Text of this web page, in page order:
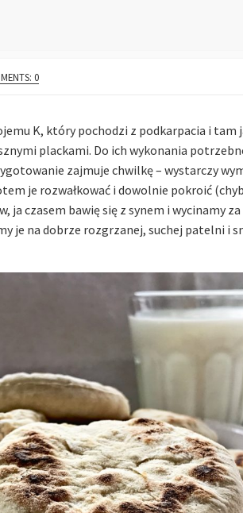
0
K, który pochodzi z podkarpacia i tam
plackami. Do ich wykonania
zajmuje chwilkę – wystarczy
je rozwałkować i dowolnie pokroić
ja czasem bawię się z synem i wycinamy
je na dobrze rozgrzanej, suchej patelni i